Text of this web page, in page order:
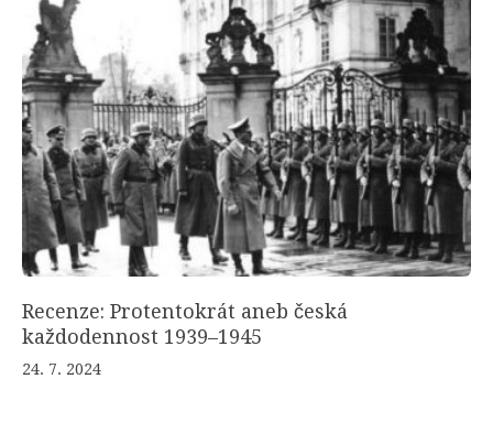
Recenze: Protentokrát aneb česká
každodennost 1939–1945
24. 7. 2024